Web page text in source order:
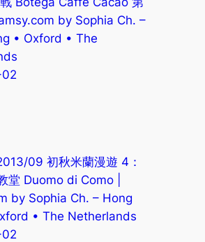
by Sophia Ch. –
• Oxford • The
09 初秋米蘭漫遊 4：
堂 Duomo di Como |
by Sophia Ch. – Hong
• The Netherlands